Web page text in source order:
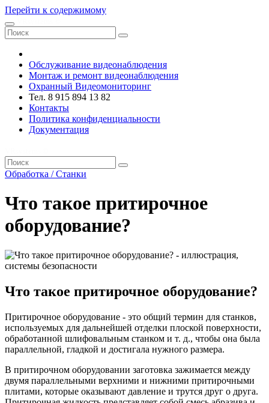
Перейти к содержимому
Обслуживание видеонаблюдения
Монтаж и ремонт видеонаблюдения
Охранный Видеомониторинг
Тел. 8 915 894 13 82
Контакты
Политика конфиденциальности
Документация
Обработка / Станки
Что такое притирочное
оборудование?
Что такое притирочное оборудование?
Притирочное оборудование - это общий термин для станков,
используемых для дальнейшей отделки плоской поверхности,
обработанной шлифовальным станком и т. д., чтобы она была
параллельной, гладкой и достигала нужного размера.
В притирочном оборудовании заготовка зажимается между
двумя параллельными верхними и нижними притирочными
плитами, которые оказывают давление и трутся друг о друга.